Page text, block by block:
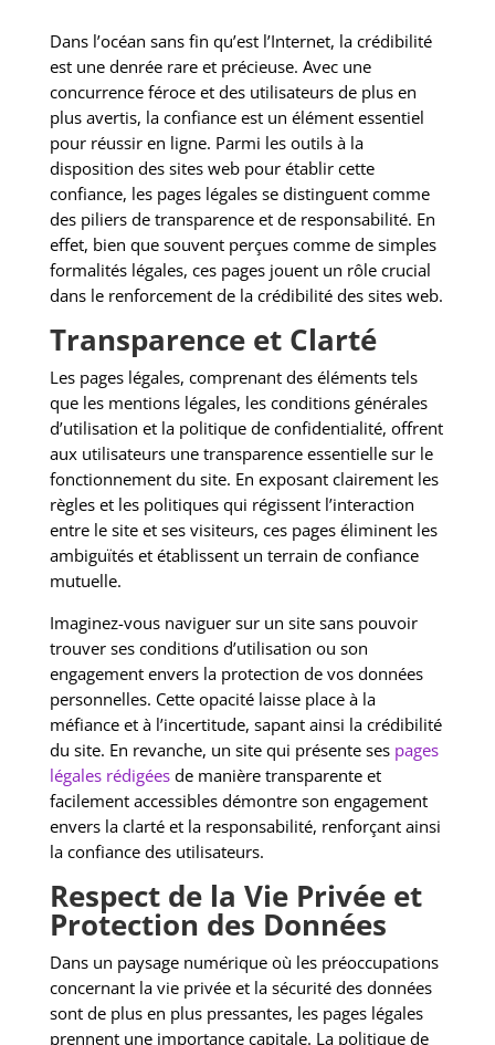
Dans l’océan sans fin qu’est l’Internet, la crédibilité
est une denrée rare et précieuse. Avec une
concurrence féroce et des utilisateurs de plus en
plus avertis, la confiance est un élément essentiel
pour réussir en ligne. Parmi les outils à la
disposition des sites web pour établir cette
confiance, les pages légales se distinguent comme
des piliers de transparence et de responsabilité. En
effet, bien que souvent perçues comme de simples
formalités légales, ces pages jouent un rôle crucial
dans le renforcement de la crédibilité des sites web.
Transparence et Clarté
Les pages légales, comprenant des éléments tels
que les mentions légales, les conditions générales
d’utilisation et la politique de confidentialité, offrent
aux utilisateurs une transparence essentielle sur le
fonctionnement du site. En exposant clairement les
règles et les politiques qui régissent l’interaction
entre le site et ses visiteurs, ces pages éliminent les
ambiguïtés et établissent un terrain de confiance
mutuelle.
Imaginez-vous naviguer sur un site sans pouvoir
trouver ses conditions d’utilisation ou son
engagement envers la protection de vos données
personnelles. Cette opacité laisse place à la
méfiance et à l’incertitude, sapant ainsi la crédibilité
du site. En revanche, un site qui présente ses pages
légales rédigéesde manière transparente et
facilement accessibles démontre son engagement
envers la clarté et la responsabilité, renforçant ainsi
la confiance des utilisateurs.
Respect de la Vie Privée et
Protection des Données
Dans un paysage numérique où les préoccupations
concernant la vie privée et la sécurité des données
sont de plus en plus pressantes, les pages légales
prennent une importance capitale. La politique de